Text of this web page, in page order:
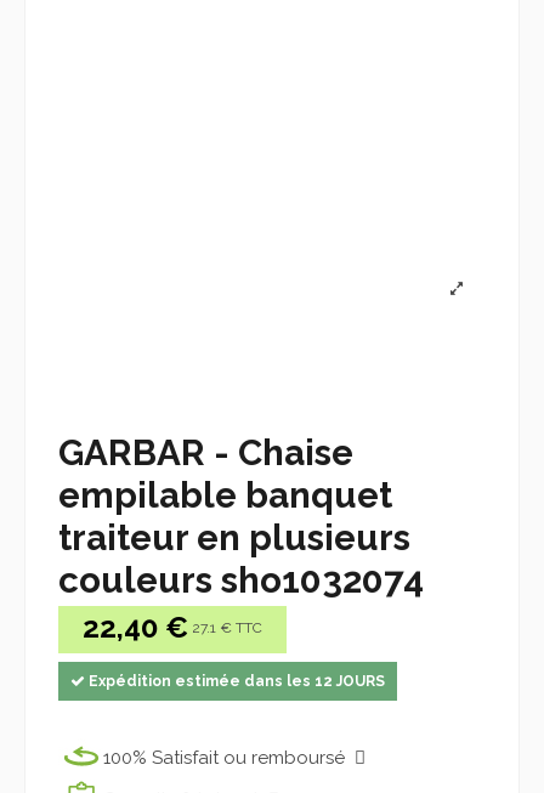
GARBAR - Chaise
empilable banquet
traiteur en plusieurs
couleurs sho1032074
22,40 € 27.1 € TTC
Expédition estimée dans les 12 JOURS
100% Satisfait ou remboursé